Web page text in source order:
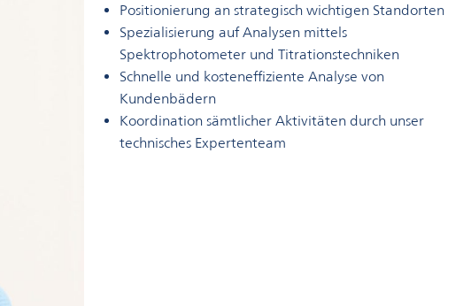
Positionierung an strategisch wichtigen Standorten
Spezialisierung auf Analysen mittels
Spektrophotometer und Titrationstechniken
Schnelle und kosteneffiziente Analyse von
Kundenbädern
Koordination sämtlicher Aktivitäten durch unser
technisches Expertenteam